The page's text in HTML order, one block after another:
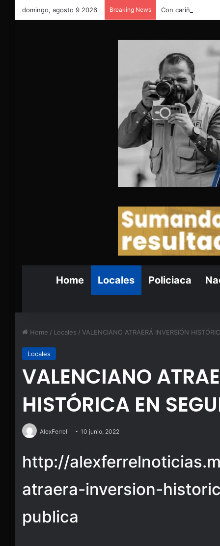
domingo, agosto 9 2026 Breaking News Con cariño y
Home Locales Policiaca
Home / Locales / VALENCIANO ATRAERÁ INVERSIÓN
Locales
VALENCIANO
HISTÓRICA EN
AlexFerrel 10 junio, 2022
http://
atraera-inversion-
publica